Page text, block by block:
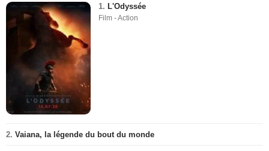
1. L'Odyssée
Film - Action
2. Vaiana, la légende du bout du monde